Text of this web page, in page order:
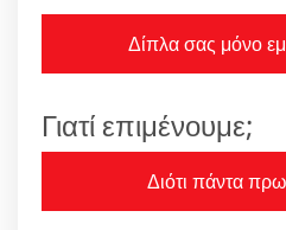
Δίπλα σας μόνο
Γιατί επιμένουμε;
Διότι πάντα